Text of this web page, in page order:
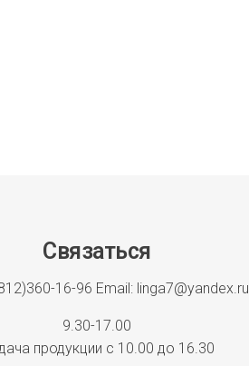
Связаться
16-96 Email: linga7@yandex.ru
9.30-17.00
продукции с 10.00 до 16.30